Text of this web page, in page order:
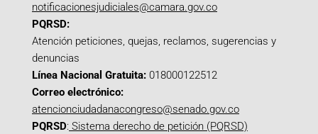
notificacionesjudiciales@camara.gov.co
PQRSD:
Atención peticiones, quejas, reclamos, sugerencias y
denuncias
Línea Nacional Gratuita: 018000122512
Correo electrónico:
atencionciudadanacongreso@senado.gov.co
PQRSD: Sistema derecho de petición (PQRSD)